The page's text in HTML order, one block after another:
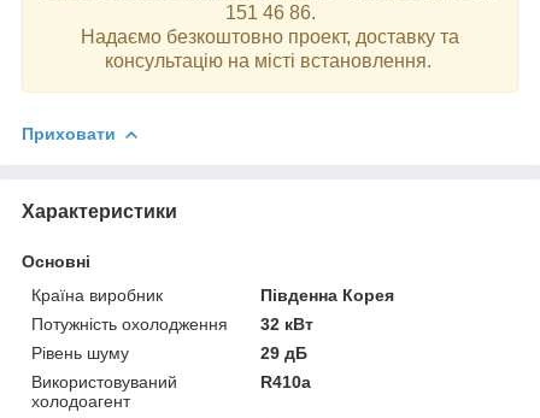
151 46 86.
Надаємо безкоштовно проект, доставку та
консультацію на місті встановлення.
Приховати
Характеристики
Основні
Країна виробник
Південна Корея
Потужність охолодження
32 кВт
Рівень шуму
29 дБ
Використовуваний
холодоагент
R410a